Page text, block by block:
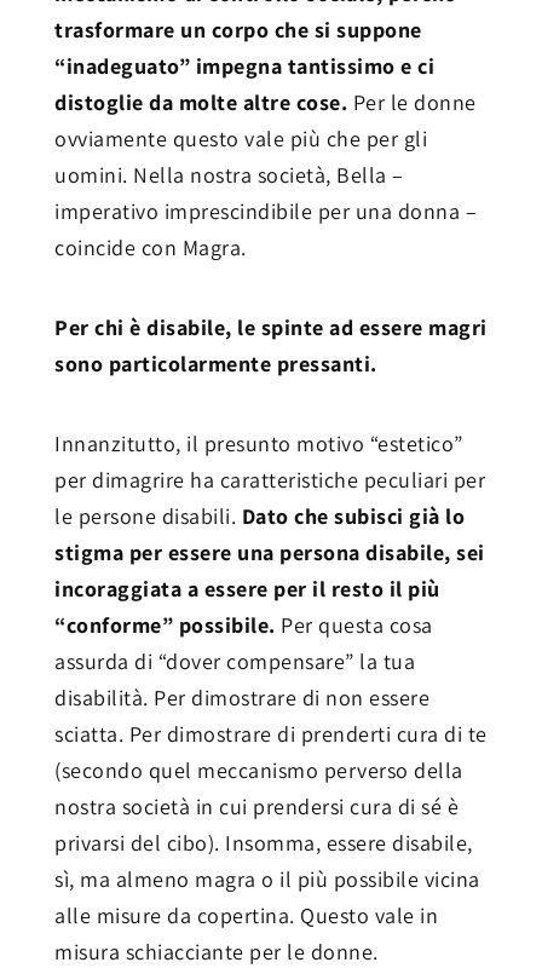
trasformare un corpo che si suppone
“inadeguato” impegna tantissimo e ci
distoglie da molte altre cose. Per le donne
ovviamente questo vale più che per gli
uomini. Nella nostra società, Bella –
imperativo imprescindibile per una donna –
coincide con Magra.
Per chi è disabile, le spinte ad essere magri
sono particolarmente pressanti.
Innanzitutto, il presunto motivo “estetico”
per dimagrire ha caratteristiche peculiari per
le persone disabili. Dato che subisci già lo
stigma per essere una persona disabile, sei
incoraggiata a essere per il resto il più
“conforme” possibile. Per questa cosa
assurda di “dover compensare” la tua
disabilità. Per dimostrare di non essere
sciatta. Per dimostrare di prenderti cura di te
(secondo quel meccanismo perverso della
nostra società in cui prendersi cura di sé è
privarsi del cibo). Insomma, essere disabile,
sì, ma almeno magra o il più possibile vicina
alle misure da copertina. Questo vale in
misura schiacciante per le donne.